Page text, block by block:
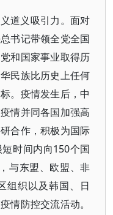
道义吸引力。面对
书记带领全党全国
和国家事业取得历
民族比历史上任何
。疫情发生后，中
情并同各国加强高
合作，积极为国际
时间内向150个国
与东盟、欧盟、非
组织以及韩国、日
情防控交流活动。